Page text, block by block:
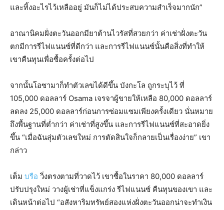
และทิ้งอะไรไว้เหลืออยู่ มันก็ไม่ได้ประสบความสำเร็จมากนัก”
อาณานิคมฝั่งตะวันออกมียาต้านไวรัสที่สวยกว่า ค่าเช่าฝั่งตะวัน
ตกมีการรีไฟแนนซ์ที่ดีกว่า และการรีไฟแนนซ์นั้นคือสิ่งที่ทำให้
เขาคืนทุนเพื่อซื้อครั้งต่อไป
จากนั้นโอซามาก็ทำตัวเลขได้ดีขึ้น บังกะโล ถูกระบุไว้ ที่
105,000 ดอลลาร์ Osama เจรจาผู้ขายให้เหลือ 80,000 ดอลลาร์
ลดลง 25,000 ดอลลาร์ก่อนการซ่อมแซมเพียงครั้งเดียว นั่นหมาย
ถึงพื้นฐานที่ต่ำกว่า ค่าเช่าที่สูงขึ้น และการรีไฟแนนซ์ที่สะอาดยิ่ง
ขึ้น “เมื่อฉันสุ่มตัวเลขใหม่ การตัดสินใจก็กลายเป็นเรื่องง่าย” เขา
กล่าว
เต็ม บรือ วิ่งตรงตามที่วาดไว้ เขาซื้อในราคา 80,000 ดอลลาร์
ปรับปรุงใหม่ วางผู้เช่าที่แข็งแกร่ง รีไฟแนนซ์ คืนทุนของเขา และ
เดินหน้าต่อไป “อสังหาริมทรัพย์สองแห่งฝั่งตะวันออกน่าจะทำเงิน